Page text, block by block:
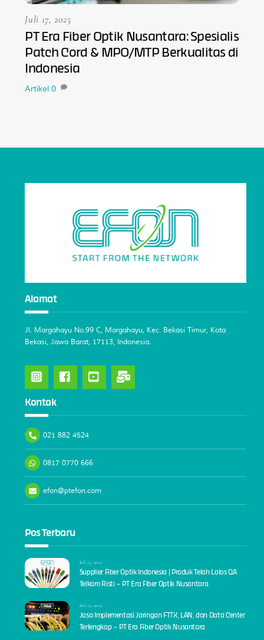
Juli 17, 2025
PT Era Fiber Optik Nusantara: Spesialis
Patch Cord & MPO/MTP Berkualitas di
Indonesia
Artikel 0
Alamat
Jl. Margahayu No.99 C, Margahayu, Kec. Bekasi Timur, Kota
Bekasi, Jawa Barat, 17113, Indonesia.
Kontak
021 882 4524
0817 0770 666
efon@ptefon.com
Pos Terbaru
Juli 17, 2025
Supplier Fiber Optik Indonesia | Produk Telah Lolos QA
Telkom Risti – PT Era Fiber Optik Nusantara
Juli 17, 2025
Jasa Implementasi Jaringan FTTX, LAN, dan Data Center
Terlengkap – PT Era Fiber Optik Nusantara